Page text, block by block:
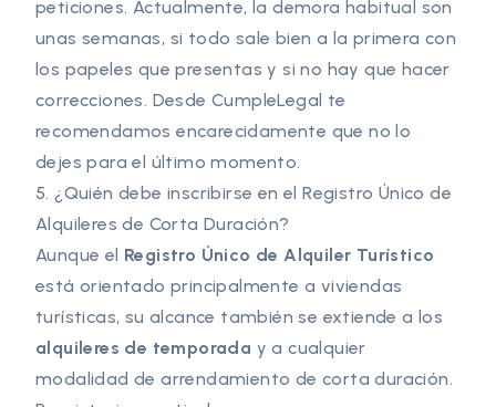
peticiones. Actualmente, la demora habitual son
unas semanas, si todo sale bien a la primera con
los papeles que presentas y si no hay que hacer
correcciones. Desde CumpleLegal te
recomendamos encarecidamente que no lo
dejes para el último momento.
5. ¿Quién debe inscribirse en el Registro Único de
Alquileres de Corta Duración?
Aunque el Registro Único de Alquiler Turístico
está orientado principalmente a viviendas
turísticas, su alcance también se extiende a los
alquileres de temporada y a cualquier
modalidad de arrendamiento de corta duración.